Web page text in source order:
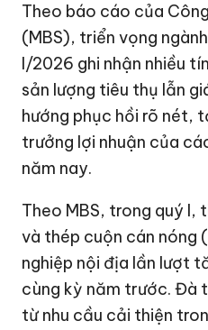
Theo báo cáo của
(MBS), triển vọng
I/2026 ghi nhận nhiều
sản lượng tiêu thụ lẫn
hướng phục hồi rõ nét,
trưởng lợi nhuận của
năm nay.
Theo MBS, trong quý I,
và thép cuộn cán nóng
nghiệp nội địa lần lượt
cùng kỳ năm trước. Đà
từ nhu cầu cải thiện